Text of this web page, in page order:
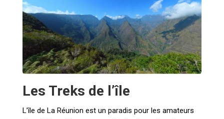
Les Treks de l’île
L’île de La Réunion est un paradis pour les amateurs